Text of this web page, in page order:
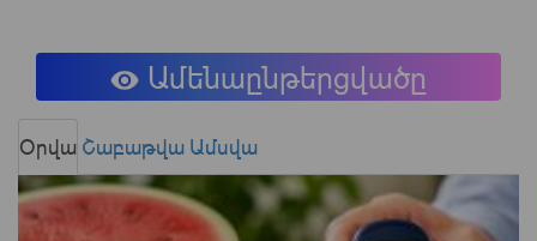
Ամենաընթերցվածը
Օրվա Շաբաթվա Ամսվա